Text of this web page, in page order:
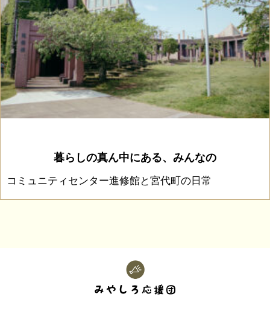
暮らしの真ん中にある、みんなの
コミュニティセンター進修館と宮代町の日常